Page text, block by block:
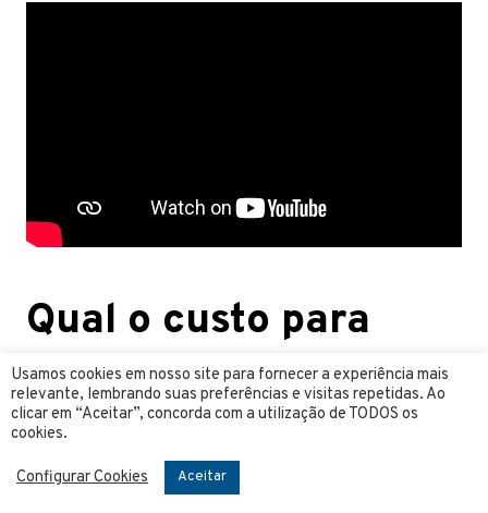
Qual o custo para
montar uma
pizzaria?
O custo para montar uma pizzaria vai vaiar de
Usamos cookies em nosso site para fornecer a experiência mais
relevante, lembrando suas preferências e visitas repetidas. Ao
clicar em “Aceitar”, concorda com a utilização de TODOS os
cookies.
Configurar Cookies Aceitar